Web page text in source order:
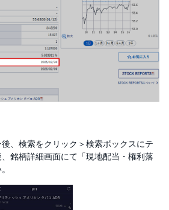
、検索をクリック＞検索ボックスにテ
銘柄詳細画面にて「現地配当・権利落